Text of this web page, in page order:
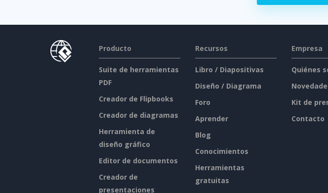
Producto
Suite de herramientas
PDF
Creador de Flipbooks
Creador de diagramas
Herramienta de
diseño gráfico
Editor de documentos
Creador de
presentaciones
Recursos
Libro / Diapositivas
Diseño / Diagrama
Foro
Aprender
Blog
Conocimientos
Herramientas
gratuitas
Empresa
Quiénes
Kit de
Contacto